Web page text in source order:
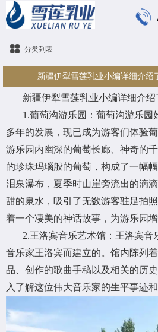
分类列表
新疆伊犁雪莲乳业小编详细介绍
新疆伊犁雪莲乳业小编详细介
1.葡萄沟游乐园：葡萄沟游乐园
多年的发展，现已成为游客们体验
游乐园内幽深的葡萄长廊、神奇的
的珍珠玛瑙般的葡萄，构成了一幅
泪泉瀑布，夏季时山崖旁流出的滴
甜的泉水，吸引了无数游客驻足拍
着一个凄美的神话故事，为游乐园
2.王洛宾音乐艺术馆：王洛宾音
音乐家王洛宾而建立的。馆内陈列
品、创作的歌曲手稿以及相关的历
入了解这位伟大音乐家的生平事迹和